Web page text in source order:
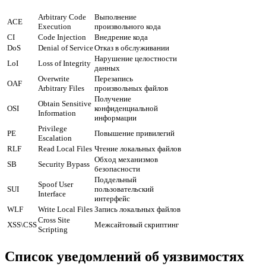
ACE
Arbitrary Code
Execution
Выполнение
произвольного кода
CI
Code Injection
Внедрение кода
DoS
Denial of ServiceОтказ в обслуживании
LoI
Loss of Integrity
Нарушение целостности
данных
OAF
Overwrite
Arbitrary Files
Перезапись
произвольных файлов
OSI
Obtain Sensitive
Information
Получение
конфиденциальной
информации
PE
Privilege
Escalation
Повышение привилегий
RLF
Read Local Files Чтение локальных файлов
SB
Security Bypass
Обход механизмов
безопасности
SUI
Spoof User
Interface
Поддельный
пользовательский
интерфейс
WLF
Write Local Files Запись локальных файлов
XSS\CSS
Cross Site
Scripting
Межсайтовый скриптинг
Список уведомлений об уязвимостях